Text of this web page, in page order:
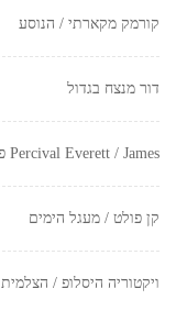
קורמק מקארתי / הנוסע
דור מנצח בגדול
Percival Everett / James פרסיבל אוורט / ג'יימס
קן פולט / מעגל הימים
ויקטוריה היסלופ / הצלמית